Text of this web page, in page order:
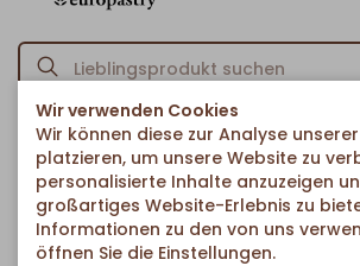
Startseite Kuchen & Süßes Blechkuchen
Brandenburger Apfelkuchen
Zurück zur Artikelübersicht
Wir verwenden Cookies
Wir können diese zur Analyse
platzieren, um unsere Website zu
personalisierte Inhalte anzuzeigen
großartiges Website-Erlebnis zu
Informationen zu den von uns
öffnen Sie die Einstellungen.